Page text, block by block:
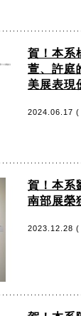
賀！本系
萱、許庭
美展表現
2024.06.17 (
賀！本系
南部展榮
2023.12.28 (